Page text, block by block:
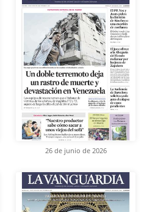
26 de junio de 2026